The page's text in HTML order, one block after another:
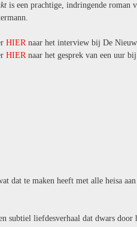
is een prachtige, indringende roman
HIERnaar het interview bij De
HIERnaar het gesprek van een uur bij
dat te maken heeft met alle heisa
subtiel liefdesverhaal dat dwars